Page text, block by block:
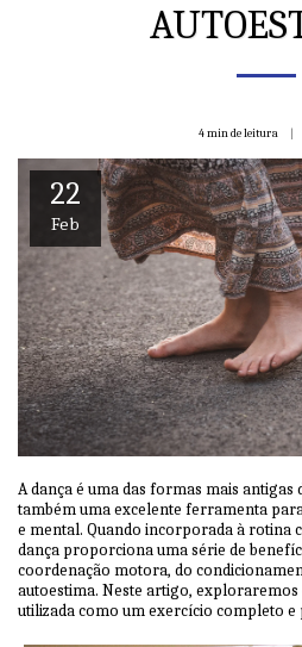
4 min de leitura
22
Feb
A dança é uma das formas mais antigas
também uma excelente ferramenta
e mental. Quando incorporada à rotina
dança proporciona uma série de
coordenação motora, do
autoestima. Neste artigo, exploraremos
utilizada como um exercício completo e